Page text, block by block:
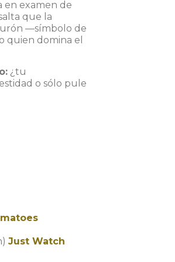
en examen de
que la
—símbolo de
quien domina el
¿tu
o sólo pule
Just Watch